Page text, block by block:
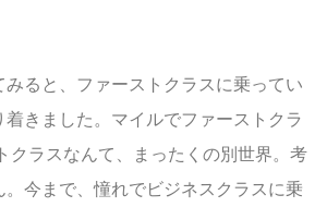
みると、ファーストクラスに乗ってい
着きました。マイルでファーストクラ
クラスなんて、まったくの別世界。考
。今まで、憧れでビジネスクラスに乗